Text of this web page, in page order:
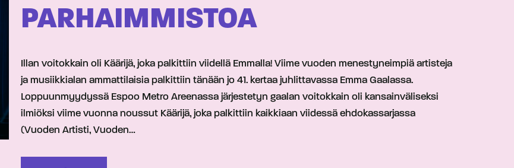
PARHAIMMISTOA
Illan voitokkain oli Käärijä, joka palkittiin viidellä Emmalla! Viime vuoden menestyneimpiä artisteja
ja musiikkialan ammattilaisia palkittiin tänään jo 41. kertaa juhlittavassa Emma Gaalassa.
Loppuunmyydyssä Espoo Metro Areenassa järjestetyn gaalan voitokkain oli kansainväliseksi
ilmiöksi viime vuonna noussut Käärijä, joka palkittiin kaikkiaan viidessä ehdokassarjassa
(Vuoden Artisti, Vuoden…